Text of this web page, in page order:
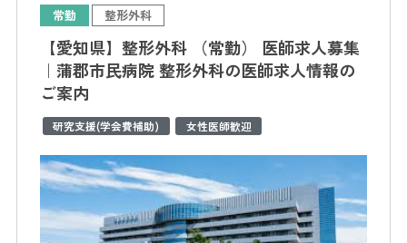
常勤 整形外科
【愛知県】整形外科 （常勤） 医師求人募集
｜蒲郡市民病院 整形外科の医師求人情報の
ご案内
研究支援(学会費補助) 女性医師歓迎